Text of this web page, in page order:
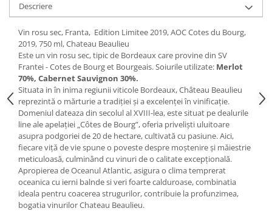
Descriere
Vin rosu sec, Franta, Edition Limitee 2019, AOC Cotes du Bourg,
2019, 750 ml, Chateau Beaulieu
Este un vin rosu sec, tipic de Bordeaux care provine din SV
Frantei - Cotes de Bourg et Bourgeais. Soiurile utilizate: Merlot
70%, Cabernet Sauvignon 30%.
Situata in în inima regiunii viticole Bordeaux, Château Beaulieu
reprezintă o mărturie a tradiției și a excelenței în vinificație.
Domeniul dateaza din secolul al XVIII-lea, este situat pe dealurile
line ale apelației „Côtes de Bourg”, oferia priveliști uluitoare
asupra podgoriei de 20 de hectare, cultivată cu pasiune. Aici,
fiecare viță de vie spune o poveste despre moștenire și măiestrie
meticuloasă, culminând cu vinuri de o calitate excepțională.
Apropierea de Oceanul Atlantic, asigura o clima temprerat
oceanica cu ierni balnde si veri foarte calduroase, combinatia
ideala pentru coacerea strugurilor, contribuie la profunzimea,
bogatia vinurilor Chateau Beaulieu.